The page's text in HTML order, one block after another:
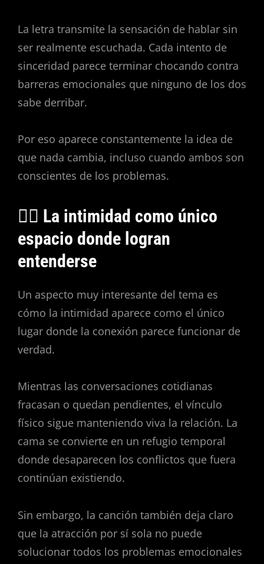
La letra transmite la sensación de hablar sin
ser realmente escuchada. Cada intento de
sinceridad parece terminar chocando contra
barreras emocionales que ninguno de los dos
sabe derribar.
Por eso aparece constantemente la idea de
que nada cambia, incluso cuando ambos son
conscientes de los problemas.
❤️‍🔥 La intimidad como único
espacio donde logran
entenderse
Un aspecto muy interesante del tema es
cómo la intimidad aparece como el único
lugar donde la conexión parece funcionar de
verdad.
Mientras las conversaciones cotidianas
fracasan o quedan pendientes, el vínculo
físico sigue manteniendo viva la relación. La
cama se convierte en un refugio temporal
donde desaparecen los conflictos que fuera
continúan existiendo.
Sin embargo, la canción también deja claro
que la atracción por sí sola no puede
solucionar todos los problemas emocionales